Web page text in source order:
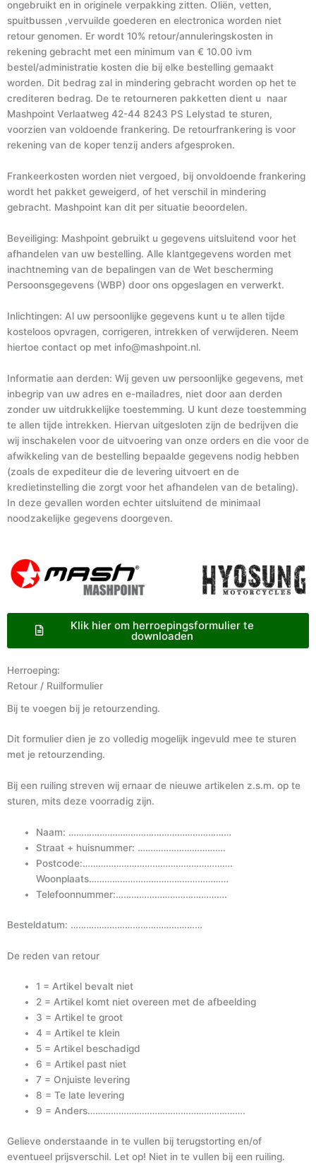
ongebruikt en in originele verpakking zitten. Oliën, vetten,
spuitbussen ,vervuilde goederen en electronica worden niet
retour genomen. Er wordt 10% retour/annuleringskosten in
rekening gebracht met een minimum van € 10.00 ivm
bestel/administratie kosten die bij elke bestelling gemaakt
worden. Dit bedrag zal in mindering gebracht worden op het te
crediteren bedrag. De te retourneren pakketten dient u naar
Mashpoint Verlaatweg 42-44 8243 PS Lelystad te sturen,
voorzien van voldoende frankering. De retourfrankering is voor
rekening van de koper tenzij anders afgesproken.
Frankeerkosten worden niet vergoed, bij onvoldoende frankering
wordt het pakket geweigerd, of het verschil in mindering
gebracht. Mashpoint kan dit per situatie beoordelen.
Beveiliging: Mashpoint gebruikt u gegevens uitsluitend voor het
afhandelen van uw bestelling. Alle klantgegevens worden met
inachtneming van de bepalingen van de Wet bescherming
Persoonsgegevens (WBP) door ons opgeslagen en verwerkt.
Inlichtingen: Al uw persoonlijke gegevens kunt u te allen tijde
kosteloos opvragen, corrigeren, intrekken of verwijderen. Neem
hiertoe contact op met info@mashpoint.nl.
Informatie aan derden: Wij geven uw persoonlijke gegevens, met
inbegrip van uw adres en e-mailadres, niet door aan derden
zonder uw uitdrukkelijke toestemming. U kunt deze toestemming
te allen tijde intrekken. Hiervan uitgesloten zijn de bedrijven die
wij inschakelen voor de uitvoering van onze orders en die voor de
afwikkeling van de bestelling bepaalde gegevens nodig hebben
(zoals de expediteur die de levering uitvoert en de
kredietinstelling die zorgt voor het afhandelen van de betaling).
In deze gevallen worden echter uitsluitend de minimaal
noodzakelijke gegevens doorgeven.
Klik hier om herroepingsformulier te
downloaden
Herroeping:
Retour / Ruilformulier
Bij te voegen bij je retourzending.
Dit formulier dien je zo volledig mogelijk ingevuld mee te sturen
met je retourzending.
Bij een ruiling streven wij ernaar de nieuwe artikelen z.s.m. op te
sturen, mits deze voorradig zijn.
Naam: ………………………………………………………
Straat + huisnummer: …………………………….
Postcode:………………………………………………….
Woonplaats………………………………………………
Telefoonnummer:…………………………………….
Besteldatum: ……………………………………………
De reden van retour
1 = Artikel bevalt niet
2 = Artikel komt niet overeen met de afbeelding
3 = Artikel te groot
4 = Artikel te klein
5 = Artikel beschadigd
6 = Artikel past niet
7 = Onjuiste levering
8 = Te late levering
9 = Anders…………………………………………………….
Gelieve onderstaande in te vullen bij terugstorting en/of
eventueel prijsverschil. Let op! Niet in te vullen bij een ruiling.